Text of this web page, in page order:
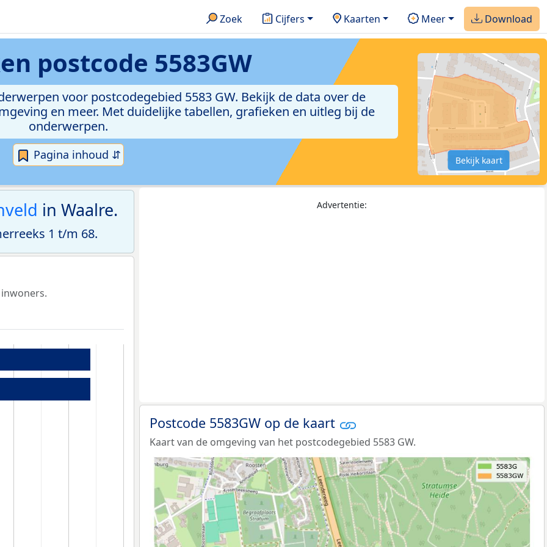
Zoek Cijfers Kaarten Meer Download
postcode 5583GW
voor postcodegebied 5583 GW. Bekijk de data over de
en meer. Met duidelijke tabellen, grafieken en uitleg bij de
onderwerpen.
Pagina inhoud ⇵ Bekijk kaart
in Waalre.
1 t/m 68.
Advertentie:
Postcode 5583GW op de kaart
Kaart van de omgeving van het postcodegebied 5583 GW.